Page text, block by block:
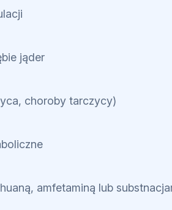
jąder
choroby tarczycy)
amfetaminą lub